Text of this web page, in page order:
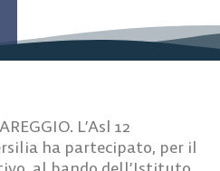
L’Asl 12
ha partecipato, per il